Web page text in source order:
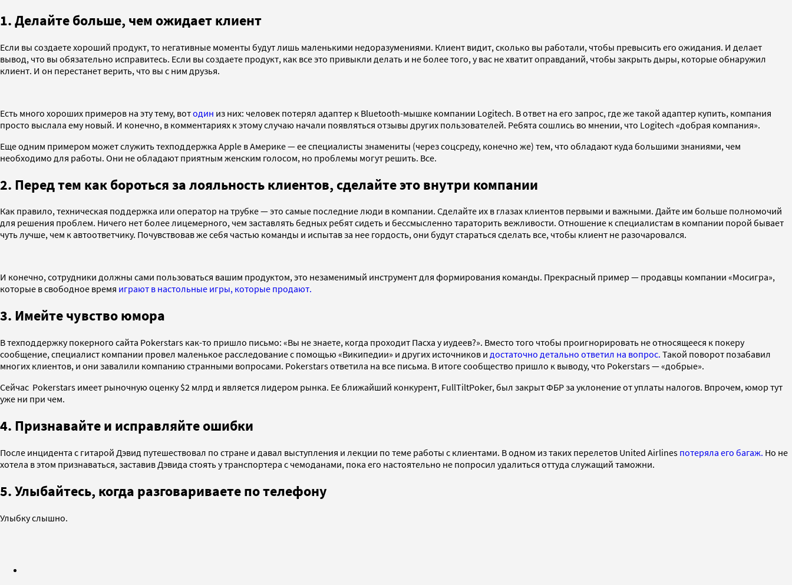
1. Делайте больше, чем ожидает клиент
Если вы создаете хороший продукт, то негативные моменты будут лишь маленькими недоразумениями. Клиент видит, сколько вы работали, чтобы превысить его ожидания. И делает
вывод, что вы обязательно исправитесь. Если вы создаете продукт, как все это привыкли делать и не более того, у вас не хватит оправданий, чтобы закрыть дыры, которые обнаружил
клиент. И он перестанет верить, что вы с ним друзья.
Есть много хороших примеров на эту тему, вотодин из них: человек потерял адаптер к Bluetooth-мышке компании Logitech. В ответ на его запрос, где же такой адаптер купить, компания
просто выслала ему новый. И конечно, в комментариях к этому случаю начали появляться отзывы других пользователей. Ребята сошлись во мнении, что Logitech «добрая компания».
Еще одним примером может служить техподдержка Apple в Америке — ее специалисты знамениты (через соцсреду, конечно же) тем, что обладают куда большими знаниями, чем
необходимо для работы. Они не обладают приятным женским голосом, но проблемы могут решить. Все.
2. Перед тем как бороться за лояльность клиентов, сделайте это внутри компании
Как правило, техническая поддержка или оператор на трубке — это самые последние люди в компании. Сделайте их в глазах клиентов первыми и важными. Дайте им больше полномочий
для решения проблем. Ничего нет более лицемерного, чем заставлять бедных ребят сидеть и бессмысленно тараторить вежливости. Отношение к специалистам в компании порой бывает
чуть лучше, чем к автоответчику. Почувствовав же себя частью команды и испытав за нее гордость, они будут стараться сделать все, чтобы клиент не разочаровался.
И конечно, сотрудники должны сами пользоваться вашим продуктом, это незаменимый инструмент для формирования команды. Прекрасный пример — продавцы компании «Мосигра»,
которые в свободное время играют в настольные игры, которые продают.
3. Имейте чувство юмора
В техподдержку покерного сайта Pokerstars как-то пришло письмо: «Вы не знаете, когда проходит Пасха у иудеев?». Вместо того чтобы проигнорировать не относящееся к покеру
сообщение, специалист компании провел маленькое расследование с помощью «Википедии» и других источников и достаточно детально ответил на вопрос. Такой поворот позабавил
многих клиентов, и они завалили компанию странными вопросами. Pokerstars ответила на все письма. В итоге сообщество пришло к выводу, что Pokerstars — «добрые».
Сейчас Pokerstars имеет рыночную оценку $2 млрд и является лидером рынка. Ее ближайший конкурент, FullTiltPoker, был закрыт ФБР за уклонение от уплаты налогов. Впрочем, юмор тут
уже ни при чем.
4. Признавайте и исправляйте ошибки
После инцидента с гитарой Дэвид путешествовал по стране и давал выступления и лекции по теме работы с клиентами. В одном из таких перелетов United Airlines потеряла его багаж. Но не
хотела в этом признаваться, заставив Дэвида стоять у транспортера с чемоданами, пока его настоятельно не попросил удалиться оттуда служащий таможни.
5. Улыбайтесь, когда разговариваете по телефону
Улыбку слышно.